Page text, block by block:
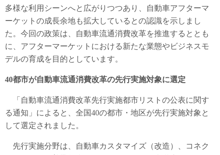
多様な利用シーンへと広がりつつあり、自動車アフターマ
ーケットの成長余地も拡大しているとの認識を示しまし
た。今回の政策は、自動車流通消費改革を推進するととも
に、アフターマーケットにおける新たな業態やビジネスモ
デルの育成を目的としています。
40都市が自動車流通消費改革の先行実施対象に選定
「自動車流通消費改革先行実施都市リストの公表に関す
る通知」によると、全国40の都市・地区が先行実施対象と
して選定されました。
先行実施分野は、自動車カスタマイズ（改造）、コネク